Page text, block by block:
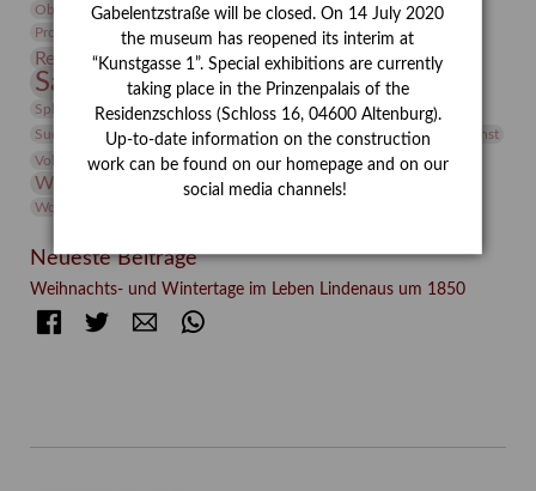
Objekt im Fokus
Paul Klee Peter Schnürpel Phelloplastik
Pohlhof
Provenienz
Provenienzforschung
Restaurierung Restitution Rudi Lesser Ruth Wolf-Rehfeld
Sammlung Samstagszeichner Skulptur
Sonderausstellung
Sphinx
studio Studio Bildende Kunst
studioDIGITAL
Suermondt-Ludwig-Museum
Vermittlung Video
Videokunst
Volontariat
Walter Rheiner Weihnachten Werefkin
Werkbetrachtung Winter Wissenschaft
Wolf und Hund
Neueste Beiträge
Weihnachts- und Wintertage im Leben Lindenaus um 1850
FacebookTwitter E-mail
Gabelentzstraße will be closed. On 14 July 2020
the museum has reopened its interim at
“Kunstgasse 1”. Special exhibitions are currently
taking place in the Prinzenpalais of the
Residenzschloss (Schloss 16, 04600 Altenburg).
Up-to-date information on the construction
work can be found on our homepage and on our
social media channels!